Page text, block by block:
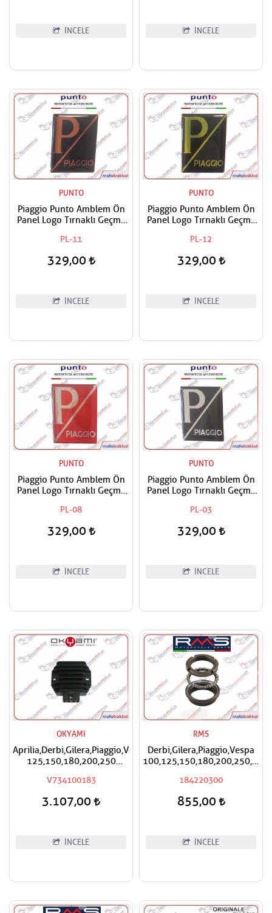
İNCELE İNCELE
PUNTO
Piaggio Punto Amblem Ön
Panel Logo Tırnaklı Geçme
Oranj
PL-11
329,00
İNCELE
PUNTO
Piaggio Punto Amblem Ön
Panel Logo Tırnaklı Geçme
Sarı
PL-12
329,00
İNCELE
PUNTO
Piaggio Punto Amblem Ön
Panel Logo Tırnaklı Geçme
Gümüş
PL-08
329,00
İNCELE
PUNTO
Piaggio Punto Amblem Ön
Panel Logo Tırnaklı Geçme
Gri
PL-03
329,00
İNCELE
OKYAMI
Aprilia,Derbi,Gilera,Piaggio,Vespa
125,150,180,200,250
V734100183
3.107,00
İNCELE
RMS
Derbi,Gilera,Piaggio,Vespa
Mesnet Maşa Bilyası
184220300
855,00
İNCELE